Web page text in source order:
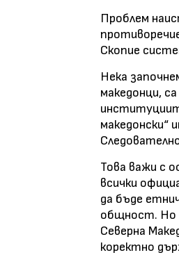
Проблем
Скопие
Нека
македонци,
македонски“
Това важи с
всички
да бъде
общност. Но
Северна
коректно